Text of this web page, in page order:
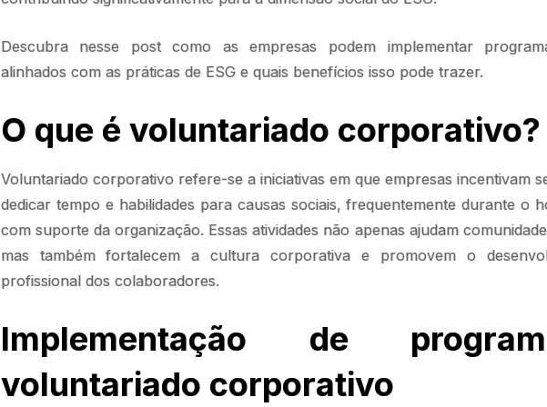
Descubra nesse post como as empresas podem implementar
alinhados com as práticas de ESG e quais benefícios isso pode trazer.
O que é voluntariado corporativo?
Voluntariado corporativo refere-se a iniciativas em que empresas incentivam
dedicar tempo e habilidades para causas sociais, frequentemente durante o
com suporte da organização. Essas atividades não apenas ajudam
mas também fortalecem a cultura corporativa e promovem o
profissional dos colaboradores.
Implementação de
voluntariado corporativo